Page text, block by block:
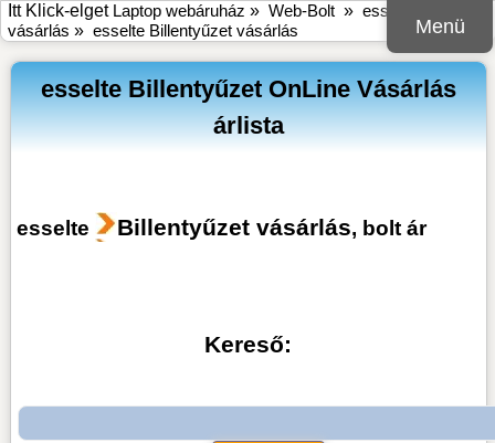
Menü
Itt Klick-elget Laptop webáruház » Web-Bolt » esselte online bolt
vásárlás » esselte Billentyűzet vásárlás
esselte Billentyűzet OnLine Vásárlás
árlista
esselte Billentyűzet vásárlás, bolt ár
Kereső: